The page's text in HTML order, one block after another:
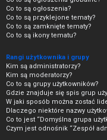
Co to są ogłoszenia?
Co to są przyklejone tematy?
Co to są zamknięte tematy?
Co to są ikony tematu?
Rangi użytkownika i grupy
Kim są administratorzy?
Kim są moderatorzy?
Co to są grupy użytkowników?
Gdzie znajduje się spis grup
W jaki sposób można zostać
Dlaczego niektóre nazwy
Co to jest “Domyślna grupa
Czym jest odnośnik “Zespół